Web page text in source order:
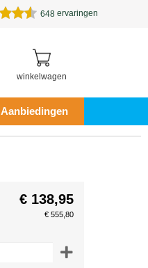
648 ervaringen
winkelwagen
Aanbiedingen
€ 138,95
€ 555,80